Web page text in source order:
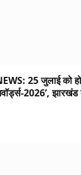
25 जुलाई को
2026’, झारखंड के